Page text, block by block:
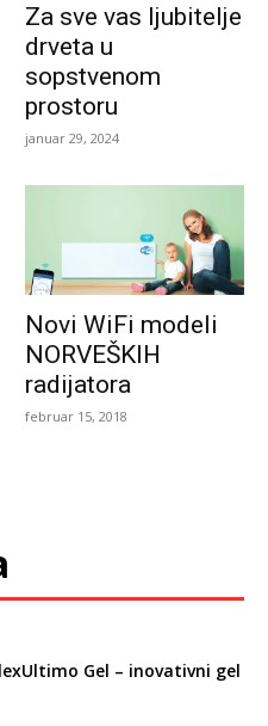
Za sve vas ljubitelje
drveta u
sopstvenom
prostoru
januar 29, 2024
Novi WiFi modeli
NORVEŠKIH
radijatora
februar 15, 2018
Gel – inovativni gel